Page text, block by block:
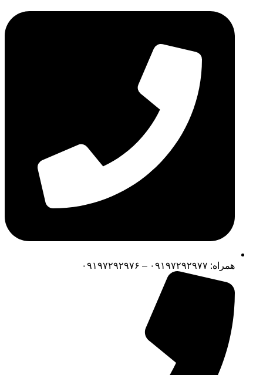
همراه: ۰۹۱۹۷۲۹۲۹۷۷ – ۰۹۱۹۷۲۹۲۹۷۶